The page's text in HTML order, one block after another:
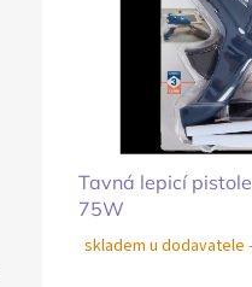
Tavná lepicí
75W
skladem u dodavatele